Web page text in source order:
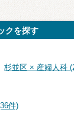
クを探す
杉並区 × 産婦人科
件)